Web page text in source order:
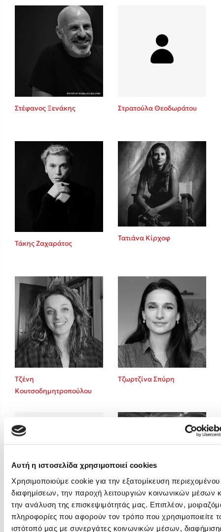
Αυτή η ιστοσελίδα χρησιμοποιεί cookies
Χρησιμοποιούμε cookie για την εξατομίκευση περιεχομένου
διαφημίσεων, την παροχή λειτουργιών κοινωνικών μέσων
την ανάλυση της επισκεψιμότητάς μας. Επιπλέον,
πληροφορίες που αφορούν τον τρόπο που χρησιμοποιείτε
ιστότοπό μας με συνεργάτες κοινωνικών μέσων,
Mel Robbins
Η μέθοδος Αφήστε τους
Φυστίκι ΠουΚυλάει
Παύλος Καστανάς
El Sombrero
Στέφανος Ξενάκης
Sebastian Fitzek
Rebecca Yarros
Teo Benedetti
Τζένη Κουτσοδημητροπούλου
Emily Henry
Ali Hazelwood
Cori Doerrfeld
Pierdomenico Baccalario
Δανάη Ιμπραχήμ
3 βιβλία βασισμένα σε αληθινά γεγονότα!
Τεστ: Ποιο αστυνομικό βιβλίο σου ταιριάζει για το καλοκαίρι;
Μια λέξη που συχνά νιώθεις αλλά την αγνοείς
Τι είναι η νευροποικιλότητα; Η Δρ. Δανάη Δεληγεώργη απαντά!
Συγχαρητήρια, Πέθανες! Μια ξενάγηση στον Άδη της ελληνικής
μυθολογίας
3 βιβλία που μπορείς να διαβάσεις σε μια μέρα!
Εύκολη συνταγή για chicken BBQ pizza από τον Άκη Πετρετζίκη!
Στέφανος Ξενάκης Στρατούλα Θεοδωράτου
Τάκης Ζαχαράτος
Τατιάνα Κίρχοφ
Τζένη
Κουτσοδημητροπούλου
Τζωρτζίνα Σπύρη
Τσεντόμια Μιγιάτοβιτς Φλώρα Παπαδοπούλου